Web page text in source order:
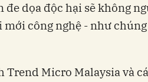
đe dọa độc hại sẽ không
công nghệ - như
Trend Micro Malaysia và